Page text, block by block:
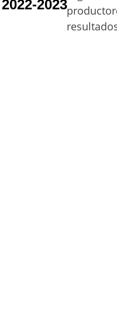
2022-2023